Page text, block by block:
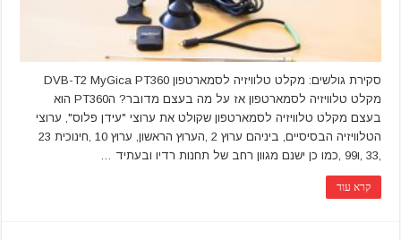
סקירת גולשים: מקלט טלוויזיה לסמארטפון DVB-T2 MyGica PT360
מקלט טלוויזיה לסמארטפון אז על מה בעצם מדובר? הPT360 הוא
בעצם מקלט טלוויזיה לסמארטפון שקולט את ערוצי "עידן פלוס", ערוצי
הטלוויזיה הבסיסיים, ביניהם ערוץ 2 ,הערוץ הראשון, ערוץ 10 ,חינוכית 23
קרא עוד